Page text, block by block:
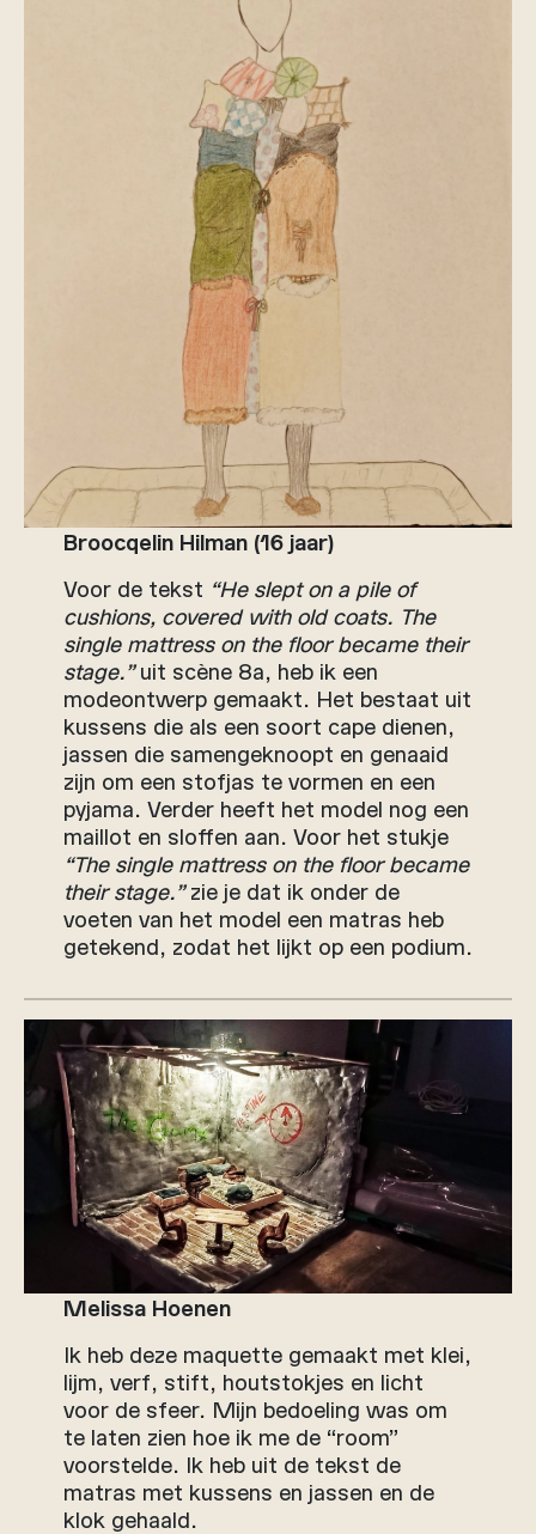
Broocqelin Hilman (16 jaar)
Voor de tekst “He slept on a pile of
cushions, covered with old coats. The
single mattress on the floor became their
stage.”uit scène 8a, heb ik een
modeontwerp gemaakt. Het bestaat uit
kussens die als een soort cape dienen,
jassen die samengeknoopt en genaaid
zijn om een stofjas te vormen en een
pyjama. Verder heeft het model nog een
maillot en sloffen aan. Voor het stukje
“The single mattress on the floor became
their stage.”zie je dat ik onder de
voeten van het model een matras heb
getekend, zodat het lijkt op een podium.
Melissa Hoenen
Ik heb deze maquette gemaakt met klei,
lijm, verf, stift, houtstokjes en licht
voor de sfeer. Mijn bedoeling was om
te laten zien hoe ik me de “room”
voorstelde. Ik heb uit de tekst de
matras met kussens en jassen en de
klok gehaald.